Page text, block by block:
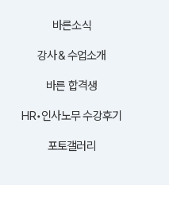
바른소식
강사＆수업소개
바른 합격생
HR•인사노무 수강후기
포토갤러리